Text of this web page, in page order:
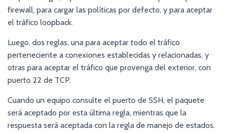
firewall, para cargar las políticas por defecto, y para aceptar
el tráfico loopback.
Luego, dos reglas, una para aceptar todo el tráfico
perteneciente a conexiones establecidas y relacionadas, y
otras para aceptar el tráfico que provenga del exterior, con
puerto 22 de TCP.
Cuando un equipo consulte el puerto de SSH, el paquete
será aceptado por esta última regla, mientras que la
respuesta será aceptada con la regla de manejo de estados.